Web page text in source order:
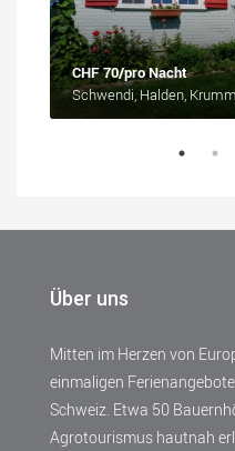
CHF 70/pro Nacht
Über uns
Mitten im Herzen von
einmaligen
Schweiz. Etwa 50
Agrotourismus hautnah